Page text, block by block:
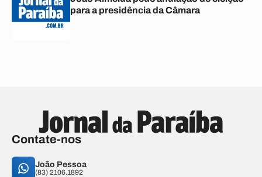
para a presidência da Câmara
Contate-nos
João Pessoa
(83) 2106.1892